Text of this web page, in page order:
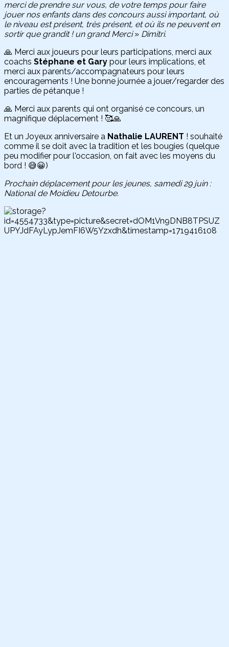
merci de prendre sur vous, de votre temps pour faire
jouer nos enfants dans des concours aussi important, où
le niveau est présent, très présent, et où ils ne peuvent en
sortir que grandit ! un grand Merci» Dimitri.
🙏 Merci aux joueurs pour leurs participations, merci aux
coachs Stéphane et Gary pour leurs implications, et
merci aux parents/accompagnateurs pour leurs
encouragements ! Une bonne journée a jouer/regarder des
parties de pétanque !
🙏 Merci aux parents qui ont organisé ce concours, un
magnifique déplacement ! 🥰🙏
Et un Joyeux anniversaire a Nathalie LAURENT ! souhaité
comme il se doit avec la tradition et les bougies (quelque
peu modifier pour l'occasion, on fait avec les moyens du
bord ! 😅😀)
Prochain déplacement pour les jeunes, samedi 29 juin :
National de Moidieu Detourbe.